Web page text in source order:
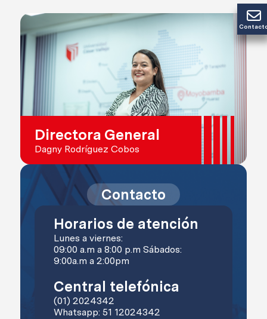
Directora General
Dagny Rodríguez Cobos
Contacto
Horarios de atención
Lunes a viernes:
09:00 a.m a 8:00 p.m Sábados:
9:00a.m a 2:00pm
Central telefónica
(01) 2024342
Whatsapp: 51 12024342